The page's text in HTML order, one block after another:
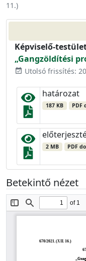
11.)
Képviselő-
„Gangzöldítési
event_available Utolsó frissítés:
határozat
187 KB PDF
2 MB PDF
Betekintő nézet